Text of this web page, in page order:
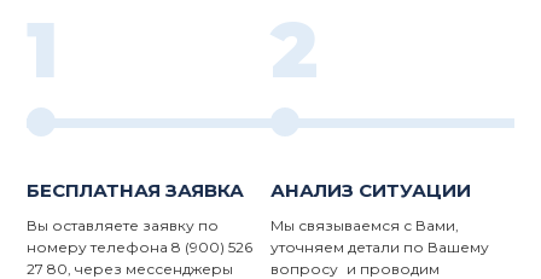
1
БЕСПЛАТНАЯ ЗАЯВКА
Вы оставляете заявку по
номеру телефона 8 (900) 526
27 80, через мессенджеры
2
АНАЛИЗ СИТУАЦИИ
Мы связываемся с Вами,
уточняем детали по Вашему
вопросу и проводим